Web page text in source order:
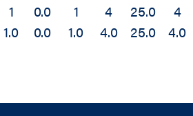
1
1.0
0.0
0.0
1
1.0
4
4.0
25.0
25.0
4
4.0